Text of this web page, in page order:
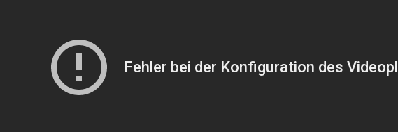
Fehler bei der Konfiguration des